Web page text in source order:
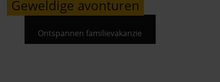
Geweldige avonturen
Ontspannen familievakanzie